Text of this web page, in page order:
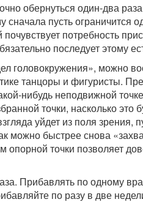
обернуться один-два
сначала пусть
потребность
последует этому
головокружения», можно
танцоры и фигуристы.
нибудь неподвижной
точки, насколько
уйдет из поля зрения,
можно быстрее снова
опорной точки позволяет
Прибавлять по одному
по разу в две